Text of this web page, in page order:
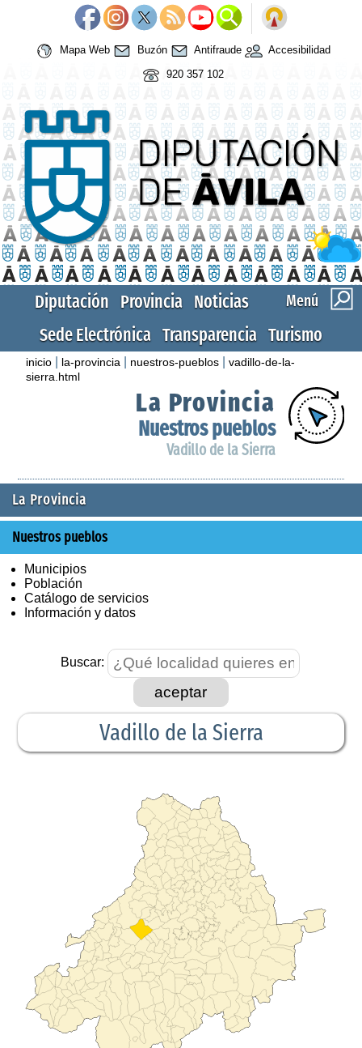
Mapa Web Buzón Antifraude
Accesibilidad
920 357 102
Menú
Diputación Provincia Noticias
Sede Electrónica Transparencia Turismo
inicio la-provincia nuestros-pueblos |vadillo-de-la-
sierra.html
La Provincia
Nuestros pueblos
Vadillo de la Sierra
La Provincia
Nuestros pueblos
Municipios
Población
Catálogo de servicios
Información y datos
Buscar:
aceptar
Vadillo de la Sierra